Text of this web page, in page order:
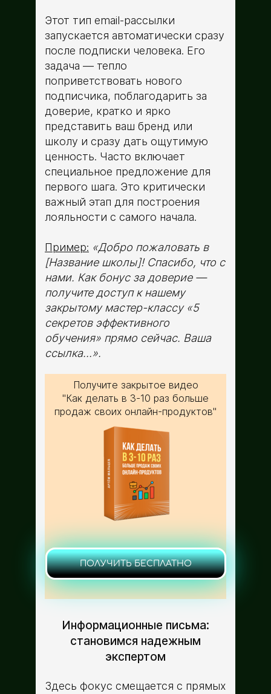
Этот тип email-рассылки
запускается автоматически сразу
после подписки человека. Его
задача ­— тепло
поприветствовать нового
подписчика, поблагодарить за
доверие, кратко и ярко
представить ваш бренд или
школу и сразу дать ощутимую
ценность. Часто включает
специальное предложение для
первого шага. Это критически
важный этап для построения
лояльности с самого начала.
Пример: «Добро пожаловать в
[Название школы]! Спасибо, что с
нами. Как бонус за доверие ­—
получите доступ к нашему
закрытому мастер-классу «5
секретов эффективного
обучения» прямо сейчас. Ваша
ссылка…».
Получите закрытое видео
"Как делать в 3-10 раз больше
продаж своих онлайн-продуктов"
ПОЛУЧИТЬ БЕСПЛАТНО
Информационные письма:
становимся надежным
экспертом
Здесь фокус смещается с прямых